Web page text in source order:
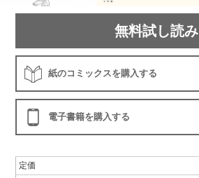
無料試し読み
紙のコミックスを購入する
電子書籍を購入する
定価